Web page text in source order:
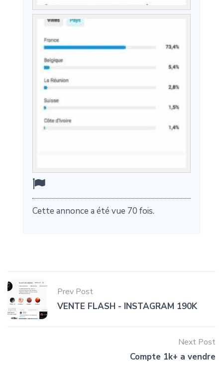
Cette annonce a été vue 70 fois.
Prev Post
VENTE FLASH - INSTAGRAM 190K
Next Post
Compte 1k+ a vendre